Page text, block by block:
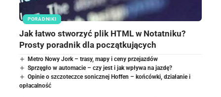
PORADNIKI
Jak łatwo stworzyć plik HTML w Notatniku?
Prosty poradnik dla początkujących
Metro Nowy Jork – trasy, mapy i ceny przejazdów
Sprzęgło w automacie – czy jest i jak wpływa na jazdę?
Opinie o szczoteczce sonicznej Hoffen – końcówki, działanie i
opłacalność